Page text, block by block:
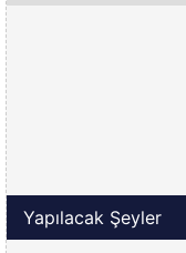
Yapılacak Şeyler